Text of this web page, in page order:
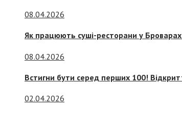
08.04.2026
Як працюють суші-ресторани у Броварах
08.04.2026
Встигни бути серед перших 100!
02.04.2026